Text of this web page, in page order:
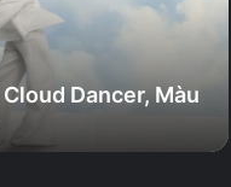
Dancer, Màu